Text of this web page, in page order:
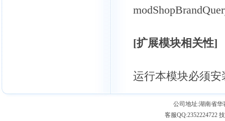
[扩展模块相关性]
运行本模块必须
公司地址:湖南省
客服QQ:2352224722